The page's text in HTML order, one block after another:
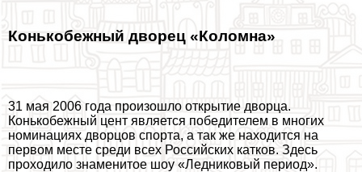
Конькобежный дворец «Коломна»
31 мая 2006 года произошло открытие дворца.
Конькобежный цент является победителем в многих
номинациях дворцов спорта, а так же находится на
первом месте среди всех Российских катков. Здесь
проходило знаменитое шоу «Ледниковый период».